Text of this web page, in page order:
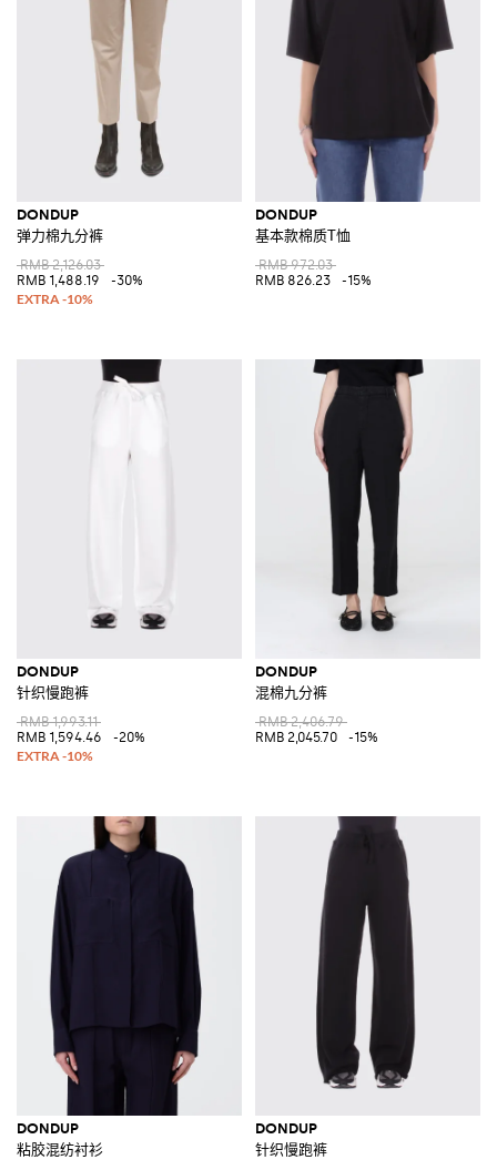
DONDUP
弹力棉九分裤
RMB 2,126.03
RMB 1,488.19
-30%
DONDUP
基本款棉质T恤
RMB 972.03
RMB 826.23
-15%
DONDUP
针织慢跑裤
RMB 1,993.11
RMB 1,594.46
-20%
DONDUP
混棉九分裤
RMB 2,406.79
RMB 2,045.70
-15%
DONDUP
粘胶混纺衬衫
DONDUP
针织慢跑裤